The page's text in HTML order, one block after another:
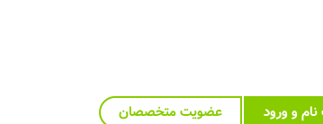
و ورود عضویت متخصصان